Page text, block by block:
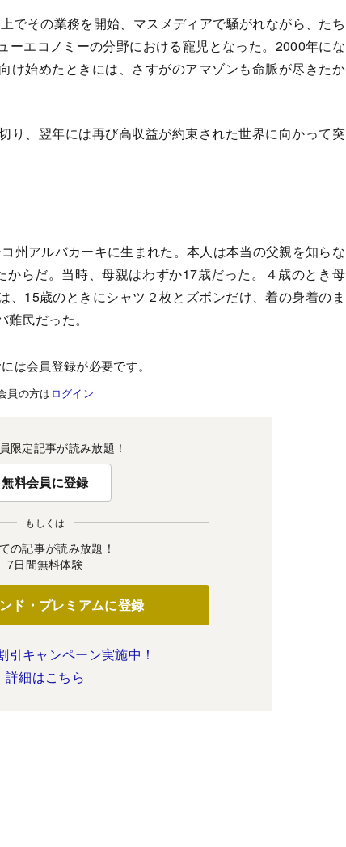
でその業務を開始、マスメディアで騒がれながら、たち
ーエコノミーの分野における寵児となった。2000年にな
け始めたときには、さすがのアマゾンも命脈が尽きたか
り、翌年には再び高収益が約束された世界に向かって突
州アルバカーキに生まれた。本人は本当の父親を知らな
らだ。当時、母親はわずか17歳だった。４歳のとき母
、15歳のときにシャツ２枚とズボンだけ、着の身着のま
民だった。
は会員登録が必要です。
員の方は ログイン
限定記事が読み放題！
無料会員に登録
もしくは
の記事が読み放題！
7日間無料体験
ド・プレミアムに登録
引キャンペーン実施中！
詳細はこちら